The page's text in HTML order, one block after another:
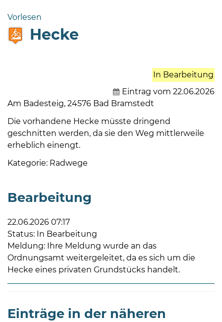
Bramstedt
Bleeck 15-
zentrale@badbramstedt.de
Mo,
Di,
Fr
08
Uhr
Do
Vorlesen
Hecke
In Bearbeitung
Eintrag vom 22.06.2026
Am Badesteig, 24576 Bad Bramstedt
Die vorhandene Hecke müsste dringend
geschnitten werden, da sie den Weg mittlerweile
erheblich einengt.
Kategorie: Radwege
Bearbeitung
22.06.2026 07:17
Status: In Bearbeitung
Meldung: Ihre Meldung wurde an das
Ordnungsamt weitergeleitet, da es sich um die
Hecke eines privaten Grundstücks handelt.
Einträge in der näheren